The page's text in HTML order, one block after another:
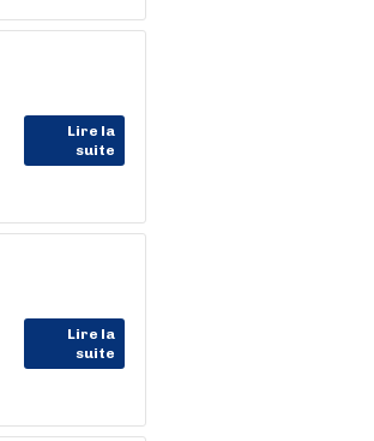
Lire la
suite
Lire la
suite